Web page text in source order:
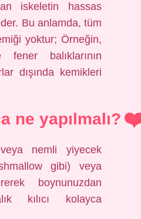
iskeletin hassas
Bu anlamda, tüm
yoktur; Örneğin,
balıklarının
dışında kemikleri
ne yapılmalı?
nemli yiyecek
gibi) veya
boynunuzdan
kılıcı kolayca